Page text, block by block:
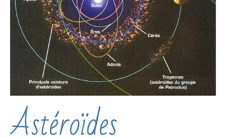
Astéroïdes